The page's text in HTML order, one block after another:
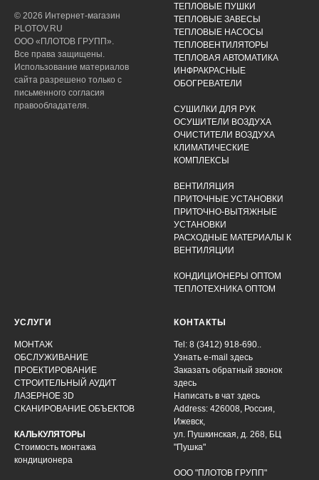
© 2026 Интернет-магазин
PLOTOV.RU
ООО «ПЛОТОВ ГРУПП».
Все права защищены.
Использование материалов
сайта разрешено только с
письменного согласия
правообладателя.
ТЕПЛОВЫЕ ПУШКИ
ТЕПЛОВЫЕ ЗАВЕСЫ
ТЕПЛОВЫЕ НАСОСЫ
ТЕПЛОВЕНТИЛЯТОРЫ
ТЕПЛОВАЯ АВТОМАТИКА
ИНФРАКРАСНЫЕ
ОБОГРЕВАТЕЛИ
СУШИЛКИ ДЛЯ РУК
ОСУШИТЕЛИ ВОЗДУХА
ОЧИСТИТЕЛИ ВОЗДУХА
КЛИМАТИЧЕСКИЕ
КОМПЛЕКСЫ
ВЕНТИЛЯЦИЯ
ПРИТОЧНЫЕ УСТАНОВКИ
ПРИТОЧНО-ВЫТЯЖНЫЕ
УСТАНОВКИ
РАСХОДНЫЕ МАТЕРИАЛЫ К
ВЕНТИЛЯЦИИ
КОНДИЦИОНЕРЫ ОПТОМ
ТЕПЛОТЕХНИКА ОПТОМ
УСЛУГИ
МОНТАЖ
ОБСЛУЖИВАНИЕ
ПРОЕКТИРОВАНИЕ
СТРОИТЕЛЬНЫЙ АУДИТ
ЛАЗЕРНОЕ 3D
СКАНИРОВАНИЕ ОБЪЕКТОВ
КАЛЬКУЛЯТОРЫ
Стоимость монтажа
кондиционера
КОНТАКТЫ
Tel: 8 (3412) 918-690..
Узнать e-mail здесь
Заказать обратный звонок
здесь
Написать в чат здесь
Address: 426008, Россия,
Ижевск,
ул. Пушкинская, д. 268, БЦ
"Пушка"
ООО "ПЛОТОВ ГРУПП"